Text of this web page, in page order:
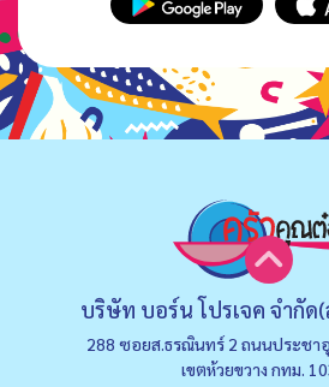
บริษัท บอร์น โปรเจค จำกัด
288 ซอยส.ธรณินทร์ 2 ถนนประชา
เขตห้วยขวาง กทม.